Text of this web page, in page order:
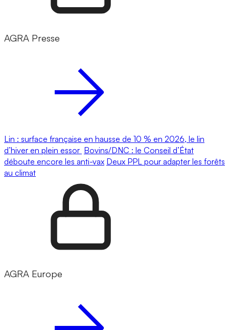
AGRA Presse
Lin : surface française en hausse de 10 % en 2026, le lin
d’hiver en plein essor Bovins/DNC : le Conseil d’État
déboute encore les anti-vax Deux PPL pour adapter les forêts
au climat
AGRA Europe